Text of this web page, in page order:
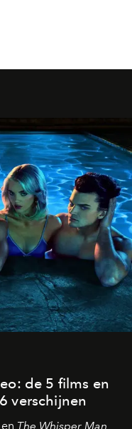
de 5 films en
verschijnen
The Whisper Man